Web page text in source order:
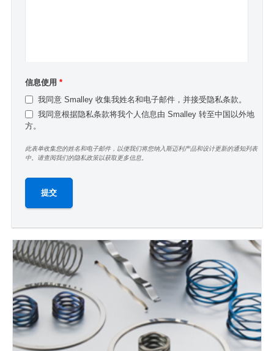
信息使用 *
我同意 Smalley 收集我姓名和电子邮件，并接受隐私条款。
我同意根据隐私条款将我个人信息由 Smalley 转至中国以外地
方。
此表单收集您的姓名和电子邮件，以便我们将您纳入斯迈利产品和设计更新的通知列表
中。请查阅我们的隐私政策以获取更多信息。